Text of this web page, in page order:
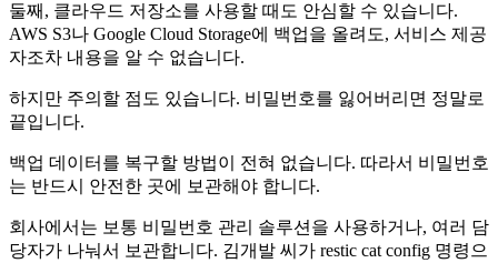
둘째, 클라우드 저장소를 사용할 때도 안심할 수 있습니다.
AWS S3나 Google Cloud Storage에 백업을 올려도, 서비스 제공
자조차 내용을 알 수 없습니다.
하지만 주의할 점도 있습니다. 비밀번호를 잃어버리면 정말로
끝입니다.
백업 데이터를 복구할 방법이 전혀 없습니다. 따라서 비밀번호
는 반드시 안전한 곳에 보관해야 합니다.
회사에서는 보통 비밀번호 관리 솔루션을 사용하거나, 여러 담
당자가 나눠서 보관합니다. 김개발 씨가 restic cat config 명령으